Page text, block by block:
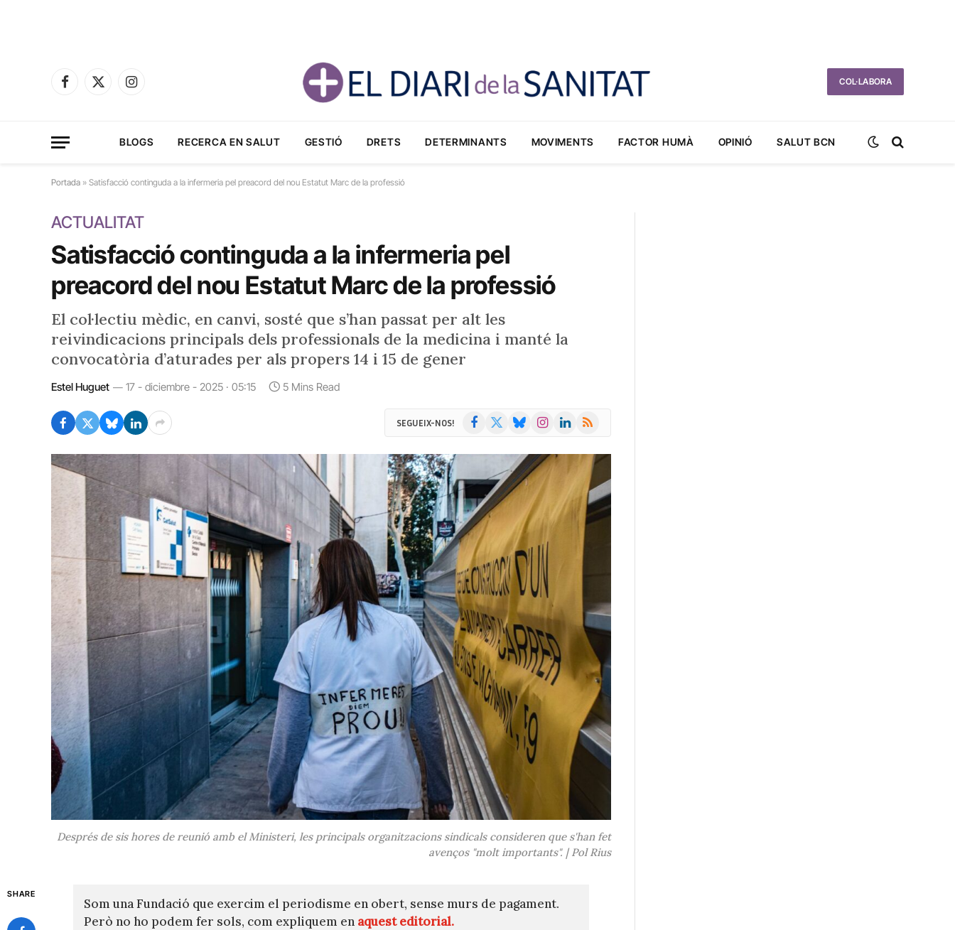
Facebook
X
Instagram
COL·LABORA
BLOGS RECERCA EN SALUT GESTIÓ DRETS DETERMINANTS MOVIMENTS FACTOR HUMÀ OPINIÓ SALUT BCN
Portada » Satisfacció continguda a la infermeria pel preacord del nou Estatut Marc de la professió
ACTUALITAT
Satisfacció continguda a la infermeria pel
preacord del nou Estatut Marc de la professió
El col·lectiu mèdic, en canvi, sosté que s’han passat per alt les
reivindicacions principals dels professionals de la medicina i manté la
convocatòria d’aturades per als propers 14 i 15 de gener
Estel Huguet 17 - diciembre - 2025 · 05:15 5 Mins Read
SEGUEIX-NOS! Facebook BlueskyInstagramLinkedIn
RSS
Després de sis hores de reunió amb el Ministeri, les principals organitzacions sindicals consideren que s'han fet
avenços "molt importants". | Pol Rius
SHARE
Som una Fundació que exercim el periodisme en obert, sense murs de pagament.
Però no ho podem fer sols, com expliquem en aquest editorial.